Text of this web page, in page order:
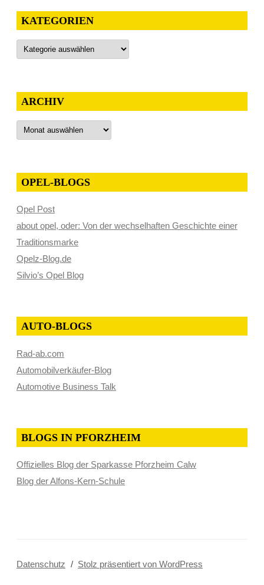
KATEGORIEN
Kategorien
ARCHIV
Archiv
OPEL-BLOGS
Opel Post
about opel, oder: Von der wechselhaften Geschichte einer
Traditionsmarke
Opelz-Blog.de
Silvio’s Opel Blog
AUTO-BLOGS
Rad-ab.com
Automobilverkäufer-Blog
Automotive Business Talk
BLOGS IN PFORZHEIM
Offizielles Blog der Sparkasse Pforzheim Calw
Blog der Alfons-Kern-Schule
Datenschutz Stolz präsentiert von WordPress